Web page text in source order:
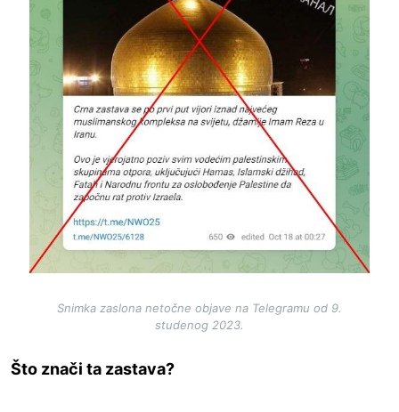
Snimka zaslona netočne objave na Telegramu od 9.
studenog 2023.
Što znači ta zastava?